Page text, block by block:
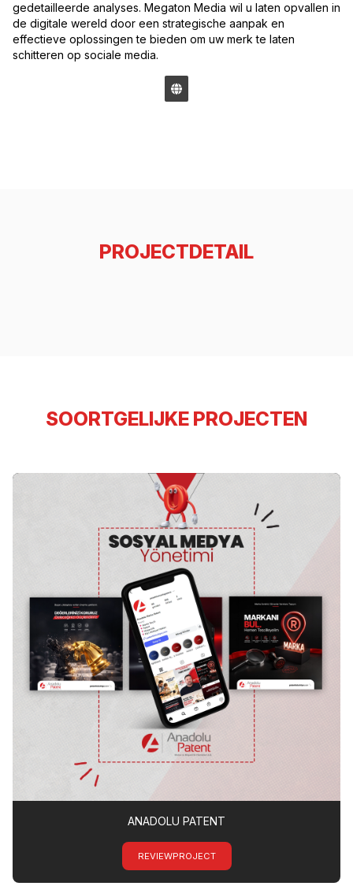
gedetailleerde analyses. Megaton Media wil u laten opvallen in
de digitale wereld door een strategische aanpak en
effectieve oplossingen te bieden om uw merk te laten
schitteren op sociale media.
PROJECTDETAIL
SOORTGELIJKE PROJECTEN
ANADOLU PATENT
REVIEWPROJECT